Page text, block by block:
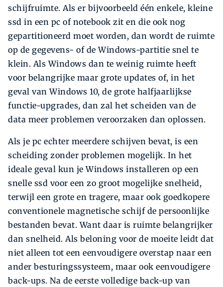
schijfruimte. Als er bijvoorbeeld één enkele, kleine
ssd in een pc of notebook zit en die ook nog
gepartitioneerd moet worden, dan wordt de ruimte
op de gegevens- of de Windows-partitie snel te
klein. Als Windows dan te weinig ruimte heeft
voor belangrijke maar grote updates of, in het
geval van Windows 10, de grote halfjaarlijkse
functie-upgrades, dan zal het scheiden van de
data meer problemen veroorzaken dan oplossen.
Als je pc echter meerdere schijven bevat, is een
scheiding zonder problemen mogelijk. In het
ideale geval kun je Windows installeren op een
snelle ssd voor een zo groot mogelijke snelheid,
terwijl een grote en tragere, maar ook goedkopere
conventionele magnetische schijf de persoonlijke
bestanden bevat. Want daar is ruimte belangrijker
dan snelheid. Als beloning voor de moeite leidt dat
niet alleen tot een eenvoudigere overstap naar een
ander besturingssysteem, maar ook eenvoudigere
back-ups. Na de eerste volledige back-up van